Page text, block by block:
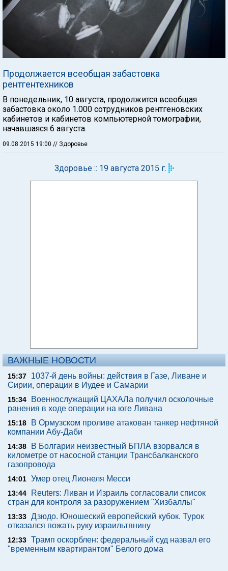
Продолжается всеобщая забастовка
рентгентехников
В понедельник, 10 августа, продолжится всеобщая
забастовка около 1.000 сотрудников рентгеновских
кабинетов и кабинетов компьютерной томографии,
начавшаяся 6 августа.
09.08.2015 19:00 // Здоровье
Здоровье :: 19 августа 2015 г.
ВАЖНЫЕ НОВОСТИ
15:37
1037-й день войны: действия в Газе, Ливане и
Сирии, операции в Иудее и Самарии
15:34
Военнослужащий ЦАХАЛа получил осколочные
ранения в ходе операции на юге Ливана
15:18
В Ормузском проливе атакован танкер нефтяной
компании Абу-Даби
14:38
В Болгарии неизвестный БПЛА взорвался в
километре от насосной станции Трансбалканского
газопровода
14:01 Умер отец Лионеля Месси
13:44
Reuters: Ливан и Израиль согласовали список
стран для контроля за разоружением "Хизбаллы"
13:33 Дзюдо. Юношеский европейский кубок. Турок
отказался пожать руку израильтянину
12:33 Трамп оскорблен: федеральный суд назвал его
"временным квартирантом" Белого дома